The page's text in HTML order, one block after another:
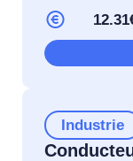
Industrie